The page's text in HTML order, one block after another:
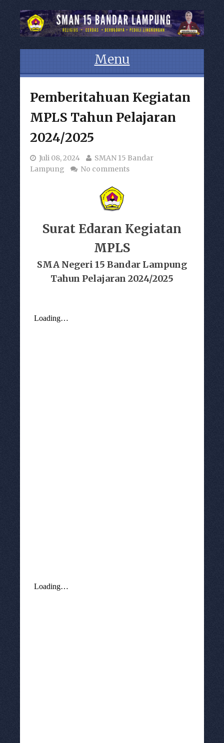
Menu
Pemberitahuan Kegiatan
MPLS Tahun Pelajaran
2024/2025
Juli 08, 2024
SMAN 15 Bandar
Lampung
No comments
Surat Edaran Kegiatan
MPLS
SMA Negeri 15 Bandar Lampung
Tahun Pelajaran 2024/2025